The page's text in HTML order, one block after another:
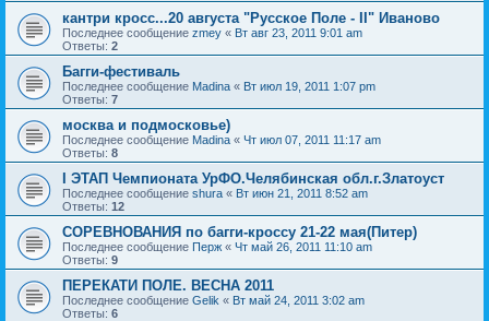
кантри кросс...20 августа "Русское Поле - II" Иваново
Последнее сообщение zmey « Вт авг 23, 2011 9:01 am
Ответы: 2
Багги-фестиваль
Последнее сообщение Madina « Вт июл 19, 2011 1:07 pm
Ответы: 7
москва и подмосковье)
Последнее сообщение Madina « Чт июл 07, 2011 11:17 am
Ответы: 8
I ЭТАП Чемпионата УрФО.Челябинская обл.г.Златоуст
Последнее сообщение shura « Вт июн 21, 2011 8:52 am
Ответы: 12
СОРЕВНОВАНИЯ по багги-кроссу 21-22 мая(Питер)
Последнее сообщение Перж « Чт май 26, 2011 11:10 am
Ответы: 9
ПЕРЕКАТИ ПОЛЕ. ВЕСНА 2011
Последнее сообщение Gelik « Вт май 24, 2011 3:02 am
Ответы: 6